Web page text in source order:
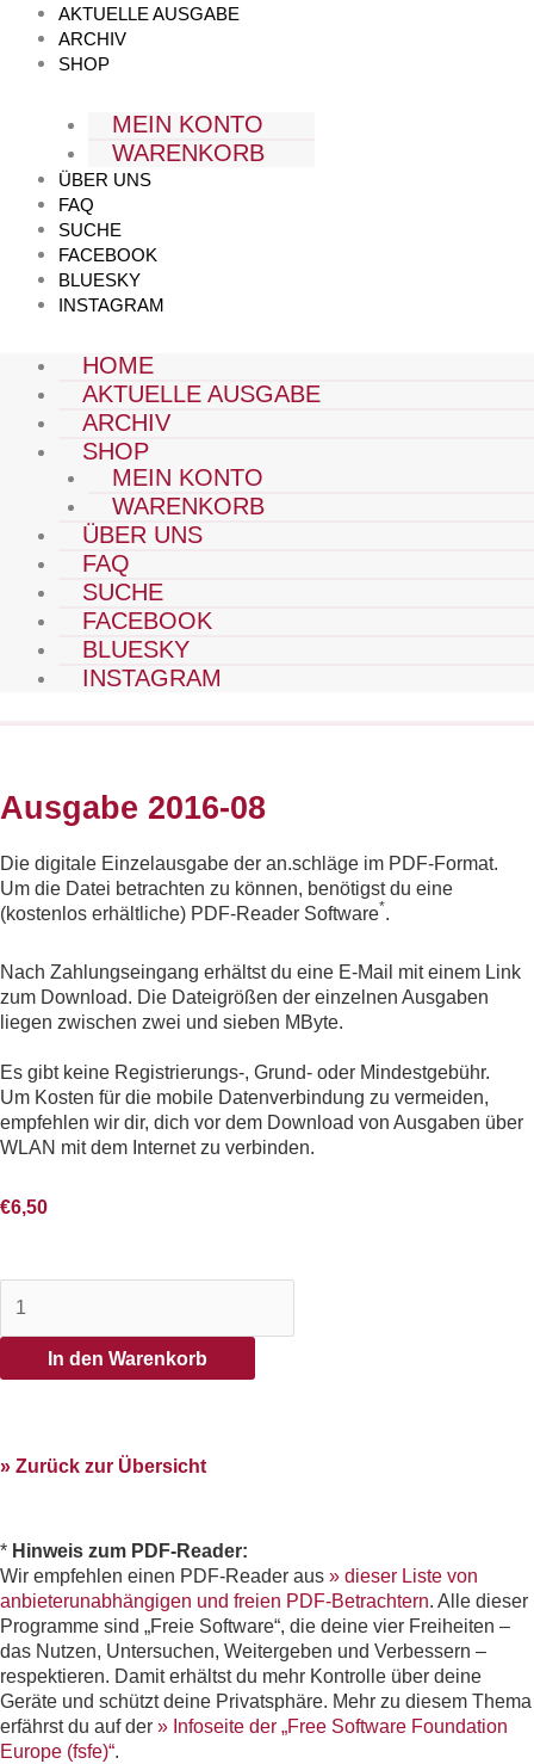
AKTUELLE AUSGABE
ARCHIV
SHOP
MEIN KONTO
WARENKORB
ÜBER UNS
FAQ
SUCHE
FACEBOOK
BLUESKY
INSTAGRAM
HOME
AKTUELLE AUSGABE
ARCHIV
SHOP
MEIN KONTO
WARENKORB
ÜBER UNS
FAQ
SUCHE
FACEBOOK
BLUESKY
INSTAGRAM
Ausgabe 2016-08
Die digitale Einzelausgabe der an.schläge im PDF-Format.
Um die Datei betrachten zu können, benötigst du eine
(kostenlos erhältliche) PDF-Reader Software*
Nach Zahlungseingang erhältst du eine E-Mail mit einem Link
zum Download. Die Dateigrößen der einzelnen Ausgaben
liegen zwischen zwei und sieben MByte.
Es gibt keine Registrierungs-, Grund- oder Mindestgebühr.
Um Kosten für die mobile Datenverbindung zu vermeiden,
empfehlen wir dir, dich vor dem Download von Ausgaben über
WLAN mit dem Internet zu verbinden.
€6,50
In den Warenkorb
» Zurück zur Übersicht
* Hinweis zum PDF-Reader:
Wir empfehlen einen PDF-Reader aus » dieser Liste von
anbieterunabhängigen und freien PDF-Betrachtern . Alle dieser
Programme sind „Freie Software“, die deine vier Freiheiten –
das Nutzen, Untersuchen, Weitergeben und Verbessern –
respektieren. Damit erhältst du mehr Kontrolle über deine
Geräte und schützt deine Privatsphäre. Mehr zu diesem Thema
erfährst du auf der » Infoseite der „Free Software Foundation
Europe (fsfe)“